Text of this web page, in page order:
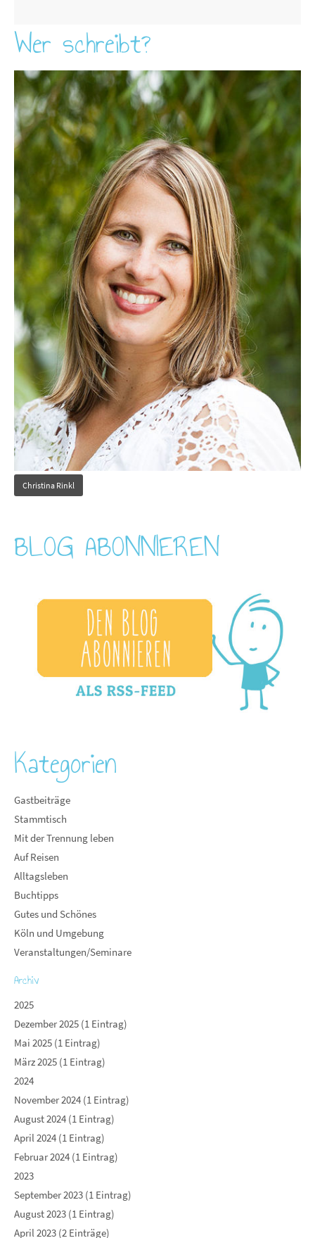
Wer schreibt?
Christina Rinkl
BLOG ABONNIEREN
Kategorien
Gastbeiträge
Stammtisch
Mit der Trennung leben
Auf Reisen
Alltagsleben
Buchtipps
Gutes und Schönes
Köln und Umgebung
Veranstaltungen/Seminare
Archiv
2025
Dezember 2025 (1 Eintrag)
Mai 2025 (1 Eintrag)
März 2025 (1 Eintrag)
2024
November 2024 (1 Eintrag)
August 2024 (1 Eintrag)
April 2024 (1 Eintrag)
Februar 2024 (1 Eintrag)
2023
September 2023 (1 Eintrag)
August 2023 (1 Eintrag)
April 2023 (2 Einträge)